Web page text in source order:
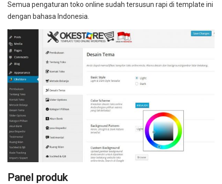
Semua pengaturan toko online sudah tersusun rapi di template ini
dengan bahasa Indonesia.
Panel produk